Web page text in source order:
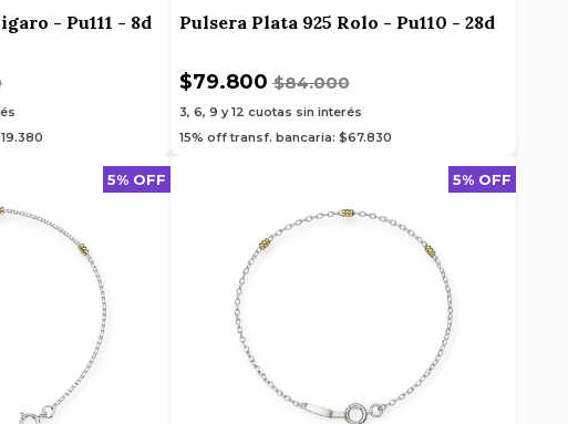
- Pu111 - 8d Pulsera Plata 925 Rolo - Pu110 - 28d
$79.800$84.000
3, 6, 9 y 12 cuotas sin interés
15% off transf. bancaria: $67.830
5% OFF 5% OFF